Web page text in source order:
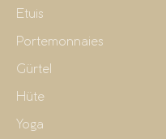
Etuis
Portemonnaies
Gürtel
Hüte
Yoga